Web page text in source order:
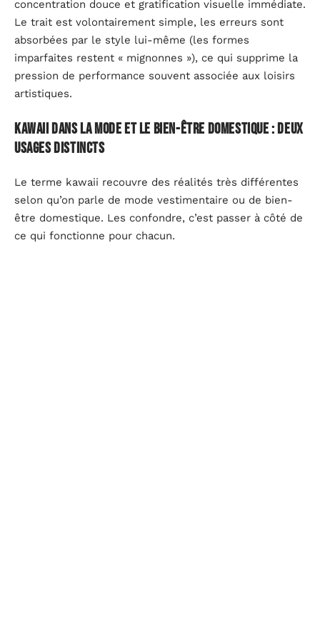
concentration douce et gratification visuelle immédiate.
Le trait est volontairement simple, les erreurs sont
absorbées par le style lui-même (les formes
imparfaites restent « mignonnes »), ce qui supprime la
pression de performance souvent associée aux loisirs
artistiques.
Kawaii dans la mode et le bien-être domestique : deux
usages distincts
Le terme kawaii recouvre des réalités très différentes
selon qu’on parle de mode vestimentaire ou de bien-
être domestique. Les confondre, c’est passer à côté de
ce qui fonctionne pour chacun.